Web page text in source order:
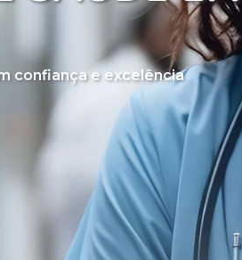
confiança e excelência